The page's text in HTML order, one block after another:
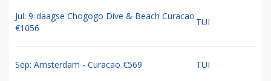
Jul: 9-daagse Chogogo Dive & Beach Curacao
€1056
TUI
Sep: Amsterdam - Curacao €569 TUI